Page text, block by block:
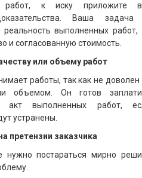
работ, к иску приложите
Ваша
реальность выполненных работ,
и согласованную стоимость.
или объему работ
работы, так как не доволен
объемом. Он готов
акт выполненных работ,
устранены.
претензии заказчика
нужно постараться мирно